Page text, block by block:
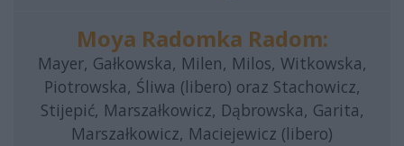
Moya Radomka Radom:
Mayer, Gałkowska, Milen, Milos, Witkowska,
Piotrowska, Śliwa (libero) oraz Stachowicz,
Stijepić, Marszałkowicz, Dąbrowska, Garita,
Marszałkowicz, Maciejewicz (libero)